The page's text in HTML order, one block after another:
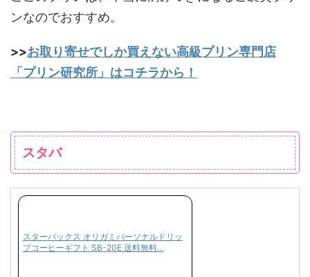
ンなのでおすすめ。
>>お取り寄せでしか買えない高級プリン専門店
「プリン研究所」はコチラから！
スタバ
スターバックス オリガミパーソナルドリッ
プコーヒーギフト SB-20E 送料無料...